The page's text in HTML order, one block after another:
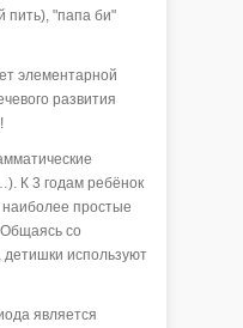
пить), "папа би"
элементарной
развития
К 3 годам ребёнок
наиболее простые
Общаясь со
используют
является